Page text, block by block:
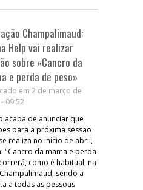
Champalimaud:
Help vai realizar
sobre «Cancro da
e perda de peso»
em 2 de março de
09:52
acaba de anunciar que
para a próxima sessão
realiza no início de abril,
"Cancro da mama e perda
como é habitual, na
sendo a
a todas as pessoas